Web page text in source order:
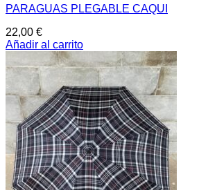
PARAGUAS PLEGABLE CAQUI
22,00 €
Añadir al carrito